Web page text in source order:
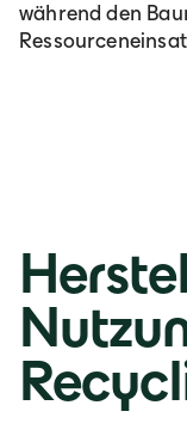
während den